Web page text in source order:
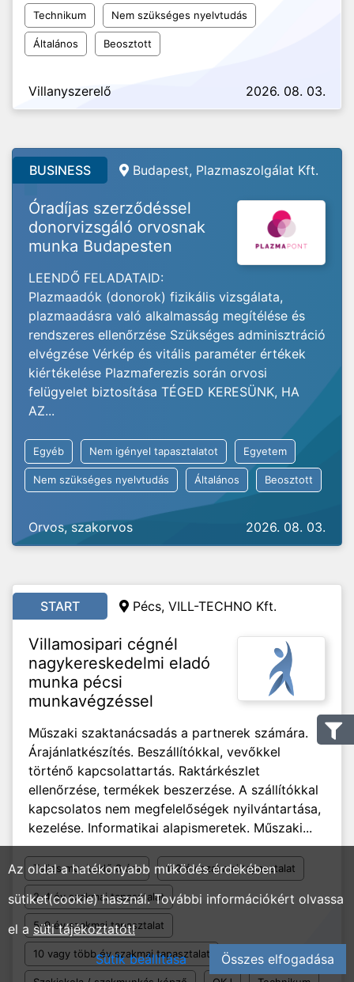
Technikum Nem szükséges nyelvtudás
Általános Beosztott
Villanyszerelő 2026. 08. 03.
BUSINESS Budapest, Plazmaszolgálat Kft.
Óradíjas szerződéssel
donorvizsgáló orvosnak
munka Budapesten
LEENDŐ FELADATAID:
Plazmaadók (donorok) fizikális vizsgálata,
plazmaadásra való alkalmasság megítélése és
rendszeres ellenőrzése Szükséges adminisztráció
elvégzése Vérkép és vitális paraméter értékek
kiértékelése Plazmaferezis során orvosi
felügyelet biztosítása TÉGED KERESÜNK, HA
AZ...
Egyéb Nem igényel tapasztalatot Egyetem
Nem szükséges nyelvtudás Általános Beosztott
Orvos, szakorvos 2026. 08. 03.
START Pécs, VILL-TECHNO Kft.
Villamosipari cégnél
nagykereskedelmi eladó
munka pécsi
munkavégzéssel
Műszaki szaktanácsadás a partnerek számára.
Árajánlatkészítés. Beszállítókkal, vevőkkel
történő kapcsolattartás. Raktárkészlet
ellenőrzése, termékek beszerzése. A szállítókkal
kapcsolatos nem megfelelőségek nyilvántartása,
kezelése. Informatikai alapismeretek. Műszaki...
Teljes munkaidő 8 óra 1-2 év szakmai tapasztalat
2-4 év szakmai tapasztalat
5-9 év szakmai tapasztalat
10 vagy több év szakmai tapasztalat
Az oldal a hatékonyabb működés érdekében
sütiket(cookie) használ. További információkért olvassa
el a süti tájékoztatót!
Sütik beállítása
Összes elfogadása